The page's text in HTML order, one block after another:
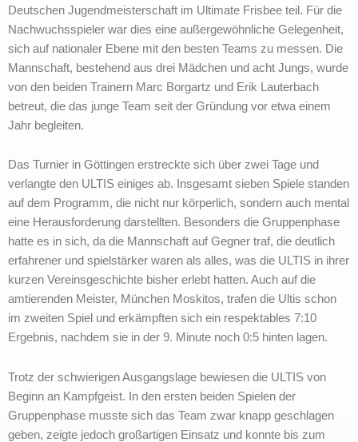
Deutschen Jugendmeisterschaft im Ultimate Frisbee teil. Für die
Nachwuchsspieler war dies eine außergewöhnliche Gelegenheit,
sich auf nationaler Ebene mit den besten Teams zu messen. Die
Mannschaft, bestehend aus drei Mädchen und acht Jungs, wurde
von den beiden Trainern Marc Borgartz und Erik Lauterbach
betreut, die das junge Team seit der Gründung vor etwa einem
Jahr begleiten.
Das Turnier in Göttingen erstreckte sich über zwei Tage und
verlangte den ULTIS einiges ab. Insgesamt sieben Spiele standen
auf dem Programm, die nicht nur körperlich, sondern auch mental
eine Herausforderung darstellten. Besonders die Gruppenphase
hatte es in sich, da die Mannschaft auf Gegner traf, die deutlich
erfahrener und spielstärker waren als alles, was die ULTIS in ihrer
kurzen Vereinsgeschichte bisher erlebt hatten. Auch auf die
amtierenden Meister, München Moskitos, trafen die Ultis schon
im zweiten Spiel und erkämpften sich ein respektables 7:10
Ergebnis, nachdem sie in der 9. Minute noch 0:5 hinten lagen.
Trotz der schwierigen Ausgangslage bewiesen die ULTIS von
Beginn an Kampfgeist. In den ersten beiden Spielen der
Gruppenphase musste sich das Team zwar knapp geschlagen
geben, zeigte jedoch großartigen Einsatz und konnte bis zum